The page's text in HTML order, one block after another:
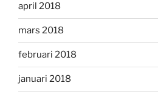
april 2018
mars 2018
februari 2018
januari 2018